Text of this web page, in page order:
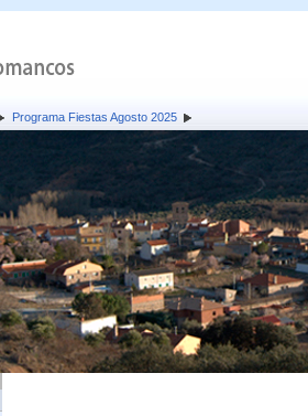
Programa Fiestas Agosto 2025